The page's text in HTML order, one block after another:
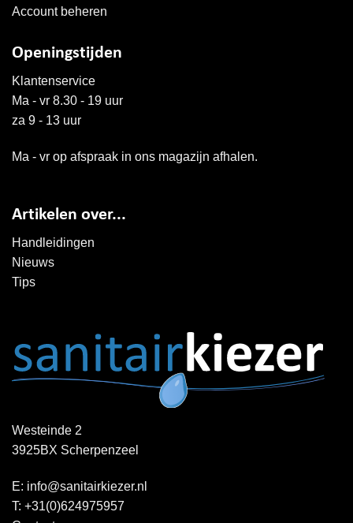
Account beheren
Openingstijden
Klantenservice
Ma - vr 8.30 - 19 uur
za 9 - 13 uur
Ma - vr op afspraak in ons magazijn afhalen.
Artikelen over...
Handleidingen
Nieuws
Tips
Westeinde 2
3925BX Scherpenzeel
E: info@sanitairkiezer.nl
T: +31(0)624975957